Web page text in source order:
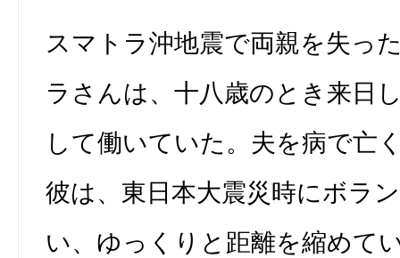
スマトラ沖地震で両親を失っ
ラさんは、十八歳のとき来日
して働いていた。夫を病で亡
彼は、東日本大震災時にボラ
い、ゆっくりと距離を縮めて